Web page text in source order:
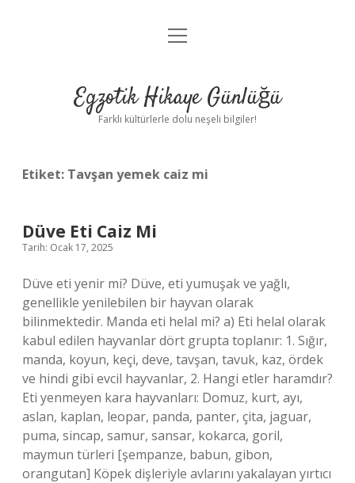
Anasayfa
Yasal Uyarı
menüyü
Egzotik Hikaye Günlüğü
Farklı kültürlerle dolu neşeli bilgiler!
Etiket: Tavşan yemek caiz mi
Düve Eti Caiz Mi
Tarih: Ocak 17, 2025
Düve eti yenir mi? Düve, eti yumuşak ve yağlı,
genellikle yenilebilen bir hayvan olarak
bilinmektedir. Manda eti helal mi? a) Eti helal olarak
kabul edilen hayvanlar dört grupta toplanır: 1. Sığır,
manda, koyun, keçi, deve, tavşan, tavuk, kaz, ördek
ve hindi gibi evcil hayvanlar, 2. Hangi etler haramdır?
Eti yenmeyen kara hayvanları: Domuz, kurt, ayı,
aslan, kaplan, leopar, panda, panter, çita, jaguar,
puma, sincap, samur, sansar, kokarca, goril,
maymun türleri [şempanze, babun, gibon,
orangutan] Köpek dişleriyle avlarını yakalayan yırtıcı